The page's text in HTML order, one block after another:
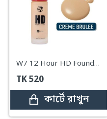
W7 12 Hour HD Foundation – Creme Brulee – 30ml
TK520
কার্টে রাখুন